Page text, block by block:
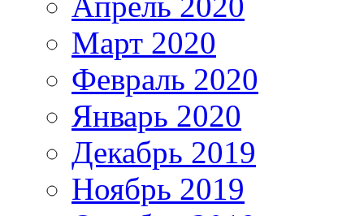
Март 2020
Февраль 2020
Январь 2020
Декабрь 2019
Ноябрь 2019